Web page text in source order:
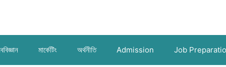
মার্কেটিং অর্থনীতি Admission Job